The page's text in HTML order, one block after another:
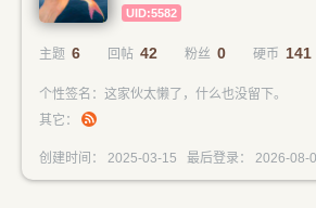
UID:5582
主题 6 回帖 42 粉丝 0 硬币 141
个性签名：这家伙太懒了，什么也没留下。
其它：
创建时间： 2025-03-15 最后登录： 2026-08-